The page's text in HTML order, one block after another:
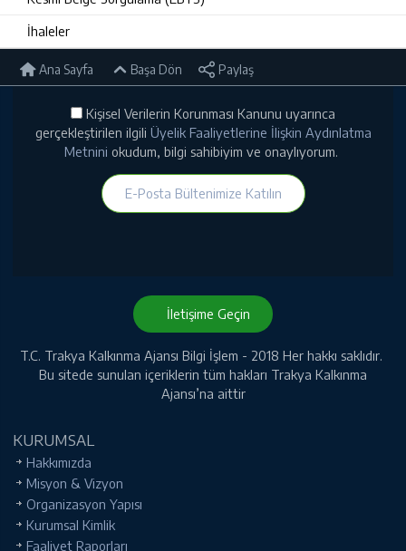
İhaleler
Ana Sayfa Başa Dön Paylaş
Kişisel Verilerin Korunması Kanunu uyarınca
gerçekleştirilen ilgili Üyelik Faaliyetlerine İlişkin Aydınlatma
Metnini okudum, bilgi sahibiyim ve onaylıyorum.
E-Posta Bültenimize Katılın
İletişime Geçin
T.C. Trakya Kalkınma Ajansı Bilgi İşlem - 2018 Her hakkı saklıdır.
Bu sitede sunulan içeriklerin tüm hakları Trakya Kalkınma
Ajansı’na aittir
KURUMSAL
Hakkımızda
Misyon & Vizyon
Organizasyon Yapısı
Kurumsal Kimlik
Faaliyet Raporları